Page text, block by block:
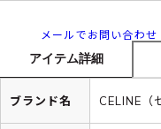
メールでお問い合わせ
アイテム詳細
ブランド名 CELINE（